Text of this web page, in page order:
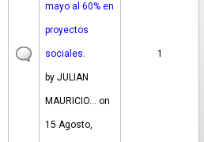
mayo al 60% en
proyectos
sociales.
by JULIAN
MAURICIO... on
15 Agosto,
1